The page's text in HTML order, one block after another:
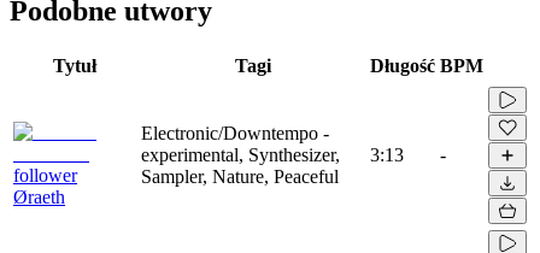
Podobne utwory
Tytuł Tagi Długość BPM
follower
Øraeth
Electronic/Downtempo -
experimental, Synthesizer,
Sampler, Nature, Peaceful
3:13 -